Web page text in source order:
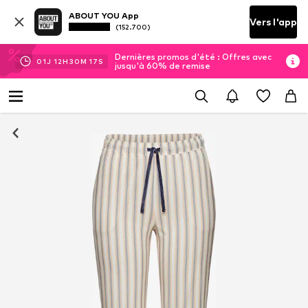
ABOUT YOU App
(152.700) Vers l'app
01J 12H 30M 16 S
Dernières promos d'été : Offres avec
jusqu'à 60% de remise